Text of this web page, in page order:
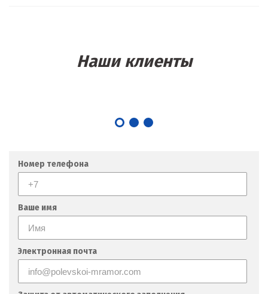
Наши клиенты
Номер телефона
Ваше имя
Электронная почта